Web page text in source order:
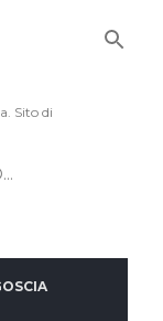
Sito di